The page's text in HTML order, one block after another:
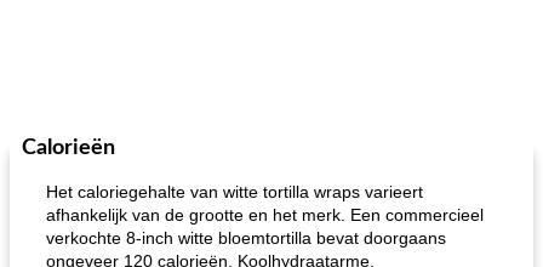
Calorieën
Het caloriegehalte van witte tortilla wraps varieert
afhankelijk van de grootte en het merk. Een commercieel
verkochte 8-inch witte bloemtortilla bevat doorgaans
ongeveer 120 calorieën. Koolhydraatarme,